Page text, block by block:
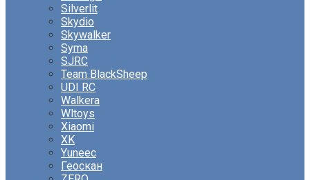
Silverlit
Skydio
Skywalker
Syma
SJRC
Team BlackSheep
UDI RC
Walkera
Wltoys
Xiaomi
XK
Yuneec
Геоскан